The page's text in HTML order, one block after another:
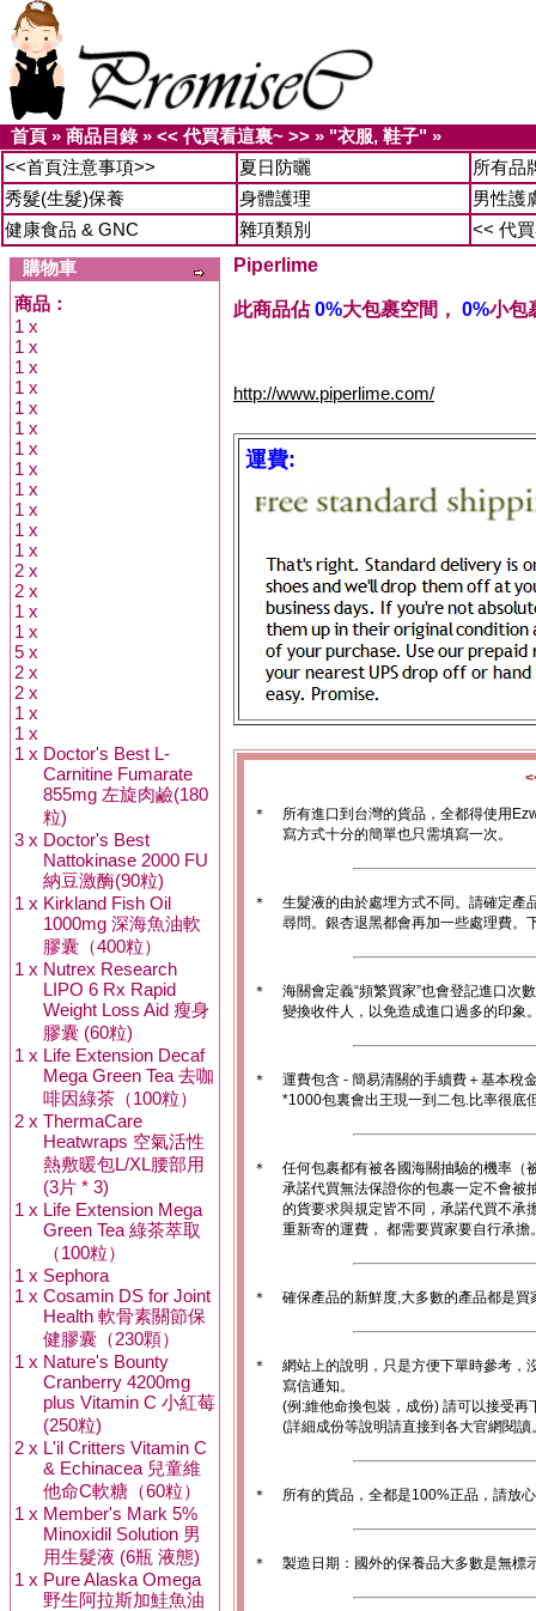
首頁 » 商品目錄» << 代買看這裏~ >> » "衣服, 鞋子" »
<<首頁注意事項>>
夏日防曬
所有品
秀髮(生髮)保養
身體護理
男性護
健康食品 & GNC
雜項類別
<< 代
購物車
商品：
1 x
1 x
1 x
1 x
1 x
1 x
1 x
1 x
1 x
1 x
1 x
1 x
2 x
2 x
1 x
1 x
5 x
2 x
2 x
1 x
1 x
1 x Doctor's Best L-
Carnitine Fumarate
855mg 左旋肉鹼(180
粒)
3 x Doctor's Best
Nattokinase 2000 FU
納豆激酶(90粒)
1 x Kirkland Fish Oil
1000mg 深海魚油軟
膠囊（400粒）
1 x Nutrex Research
LIPO 6 Rx Rapid
Weight Loss Aid 瘦身
膠囊 (60粒)
1 x Life Extension Decaf
Mega Green Tea 去咖
啡因綠茶（100粒）
2 x ThermaCare
Heatwraps 空氣活性
熱敷暖包L/XL腰部用
(3片 * 3)
1 x Life Extension Mega
Green Tea 綠茶萃取
（100粒）
1 x Sephora
1 x Cosamin DS for Joint
Health 軟骨素關節保
健膠囊（230顆）
1 x Nature's Bounty
Cranberry 4200mg
plus Vitamin C 小紅莓
(250粒)
2 x L'il Critters Vitamin C
& Echinacea 兒童維
他命C軟糖（60粒）
1 x Member's Mark 5%
Minoxidil Solution 男
用生髮液 (6瓶 液態)
1 x Pure Alaska Omega
野生阿拉斯加鮭魚油
Piperlime
此商品佔0%大包裹空間， 0%小包
http://www.piperlime.com/
運費:
＊
所有進口到台灣的貨品，全都得使用
寫方式十分的簡單也只需填寫一次。
＊
生髮液的由於處埋方式不同。請確定產
尋問。銀杏退黑都會再加一些處理費。
＊
海關會定義“頻繁買家”也會登記進口次
變換收件人，以免造成進口過多的印象
＊
運費包含 - 簡易清關的手續費＋基本稅
*1000包裏會出王現一到二包.比率很底
＊
任何包裹都有被各國海關抽驗的機率（
承諾代買無法保證你的包裹一定不會被
的貨要求與規定皆不同，承諾代買不承
重新寄的運費， 都需要買家要自行承擔
＊ 確保產品的新鮮度,大多數的產品都是
＊
網站上的說明，只是方便下單時參考，
寫信通知。
(例:維他命換包裝，成份) 請可以接受再
(詳細成份等說明請直接到各大官網閱讀
＊ 所有的貨品，全都是100%正品，請放
＊ 製造日期：國外的保養品大多數是無標